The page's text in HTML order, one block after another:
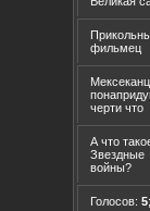
фильмец
черти что
А что
Звездные
войны?
Голосов: 5;